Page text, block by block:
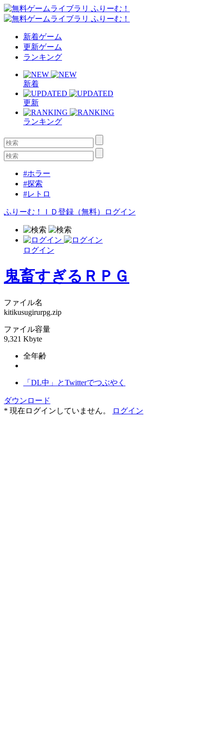
新着ゲーム
更新ゲーム
ランキング
新着
更新
ランキング
#ホラー
#探索
#レトロ
ふりーむ！ＩＤ登録（無料） ログイン
ログイン
鬼畜すぎるＲＰＧ
ファイル名
kitikusugirurpg.zip
ファイル容量
9,321 Kbyte
全年齢
「DL中」とTwitterでつぶやく
ダウンロード
* 現在ログインしていません。
ログイン